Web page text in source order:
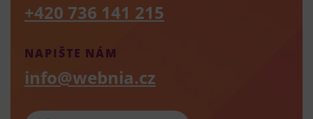
NAPIŠTE NÁM
info@webnia.cz
+420 736 141 215